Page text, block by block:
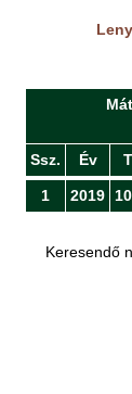
Ssz.
Év
1 2019
Keresendő